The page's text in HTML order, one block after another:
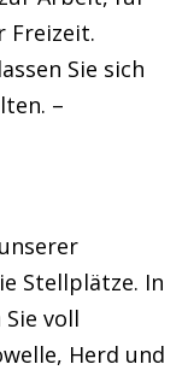
Freizeit.
Sie sich
–
Stellplätze. In
voll
Herd und